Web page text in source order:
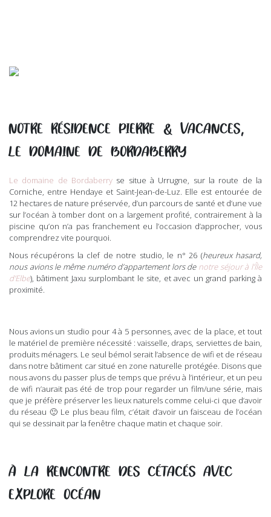
NOTRE RÉSIDENCE PIERRE & VACANCES,
LE DOMAINE DE BORDABERRY
Le domaine de Bordaberry se situe à Urrugne, sur la route de la
Corniche, entre Hendaye et Saint-Jean-de-Luz. Elle est entourée de
12 hectares de nature préservée, d’un parcours de santé et d’une vue
sur l’océan à tomber dont on a largement profité, contrairement à la
piscine qu’on n’a pas franchement eu l’occasion d’approcher, vous
comprendrez vite pourquoi.
Nous récupérons la clef de notre studio, le n° 26 (heureux hasard,
nous avions le même numéro d’appartement lors de notre séjour à l’Île
d’Elbe), bâtiment Jaxu surplombant le site, et avec un grand parking à
proximité.
Nous avions un studio pour 4 à 5 personnes, avec de la place, et tout
le matériel de première nécessité : vaisselle, draps, serviettes de bain,
produits ménagers. Le seul bémol serait l’absence de wifi et de réseau
dans notre bâtiment car situé en zone naturelle protégée. Disons que
nous avons du passer plus de temps que prévu à l’intérieur, et un peu
de wifi n’aurait pas été de trop pour regarder un film/une série, mais
que je préfère préserver les lieux naturels comme celui-ci que d’avoir
du réseau 🙂 Le plus beau film, c’était d’avoir un faisceau de l’océan
qui se dessinait par la fenêtre chaque matin et chaque soir.
À LA RENCONTRE DES CÉTACÉS AVEC
EXPLORE OCÉAN